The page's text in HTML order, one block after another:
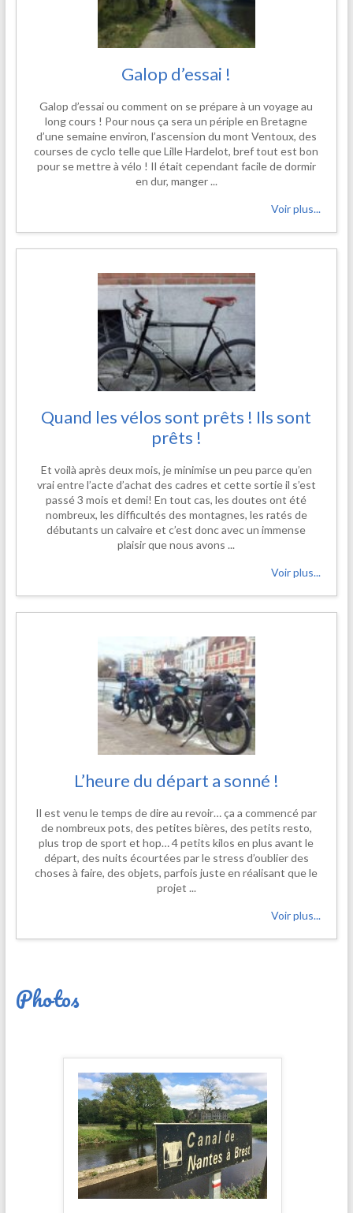
Galop d’essai !
Galop d’essai ou comment on se prépare à un voyage au
long cours ! Pour nous ça sera un périple en Bretagne
d’une semaine environ, l’ascension du mont Ventoux, des
courses de cyclo telle que Lille Hardelot, bref tout est bon
pour se mettre à vélo ! Il était cependant facile de dormir
en dur, manger ...
Voir plus...
Quand les vélos sont prêts ! Ils sont
prêts !
Et voilà après deux mois, je minimise un peu parce qu’en
vrai entre l’acte d’achat des cadres et cette sortie il s’est
passé 3 mois et demi! En tout cas, les doutes ont été
nombreux, les difficultés des montagnes, les ratés de
débutants un calvaire et c’est donc avec un immense
plaisir que nous avons ...
Voir plus...
L’heure du départ a sonné !
Il est venu le temps de dire au revoir… ça a commencé par
de nombreux pots, des petites bières, des petits resto,
plus trop de sport et hop… 4 petits kilos en plus avant le
départ, des nuits écourtées par le stress d’oublier des
choses à faire, des objets, parfois juste en réalisant que le
projet ...
Voir plus...
Photos